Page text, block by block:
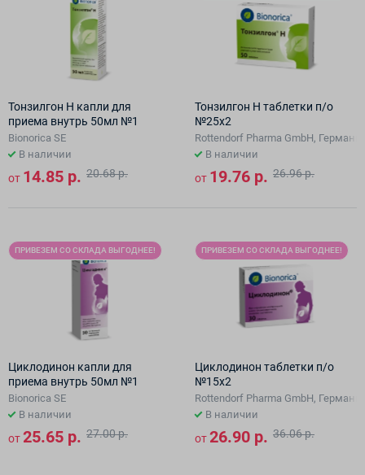
Тонзилгон Н капли для
приема внутрь 50мл №1
Bionorica SE
В наличии
от 14.85 р. 20.68 р.
Тонзилгон Н таблетки п/о
№25х2
Rottendorf Pharma GmbH,
В наличии
от 19.76 р. 26.96 р.
ПРИВЕЗЕМ СО СКЛАДА ВЫГОДНЕЕ!
Циклодинон капли для
приема внутрь 50мл №1
Bionorica SE
В наличии
от25.65 р. 27.00 р.
ПРИВЕЗЕМ СО СКЛАДА ВЫГОДНЕЕ!
Циклодинон таблетки п/о
№15х2
Rottendorf Pharma GmbH,
В наличии
от26.90 р. 36.06 р.